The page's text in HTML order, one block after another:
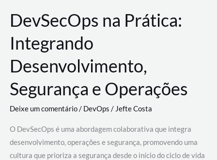
DevSecOps na Prática:
Integrando
Desenvolvimento,
Segurança e Operações
Deixe um comentário/ DevOps /Jefte Costa
O DevSecOps é uma abordagem colaborativa que integra
desenvolvimento, operações e segurança, promovendo uma
cultura que prioriza a segurança desde o início do ciclo de vida